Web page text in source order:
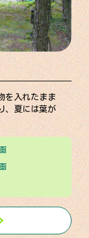
を入れたまま
、夏には葉が